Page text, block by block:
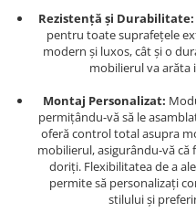
Rezistență și Durabilitate:
pentru toate suprafețele
modern și luxos, cât și o
mobilierul va
Montaj Personalizat:
permițându-vă să le
oferă control total asupra
mobilierul, asigurându-vă că
doriți. Flexibilitatea de a
permite să personalizați
stilului și